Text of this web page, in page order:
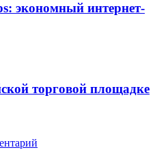
экономный интернет-
торговой площадке